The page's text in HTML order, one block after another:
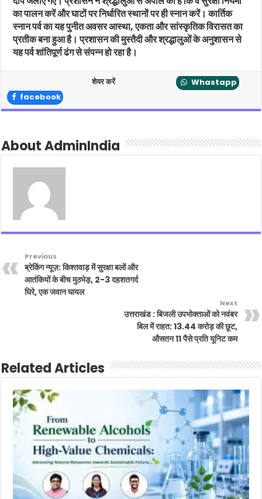
का पालन करें और घाटों पर निर्धारित स्थानों पर ही स्नान करें। कार्तिक
स्नान पर्व का यह पुनीत अवसर आस्था, एकता और सांस्कृतिक विरासत का
प्रतीक बना हुआ है। प्रशासन की मुस्तैदी और श्रद्धालुओं के अनुशासन से
यह पर्व शांतिपूर्ण ढंग से संपन्न हो रहा है।
शेयर करें
Whastapp
facebook
About AdminIndia
Previous
ब्रेकिंग न्यूज़: किश्तवाड़ में सुरक्षा बलों और
आतंकियों के बीच मुठभेड़, 2-3 दहशतगर्द
घिरे, एक जवान घायल
Next
उत्तराखंड : बिजली उपभोक्ताओं को नवंबर
बिल में राहत: 13.44 करोड़ की छूट,
औसतन 11 पैसे प्रति यूनिट कम
Related Articles